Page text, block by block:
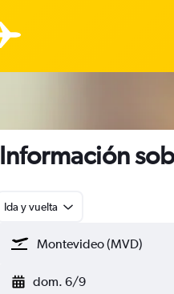
Información
Ida y vuelta
dom. 6/9